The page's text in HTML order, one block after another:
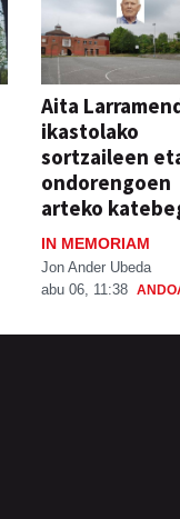
Aita
ikastolako
sortzaileen
ondorengoen
arteko
IN MEMORIAM
Jon Ander Ubeda
abu 06, 11:38